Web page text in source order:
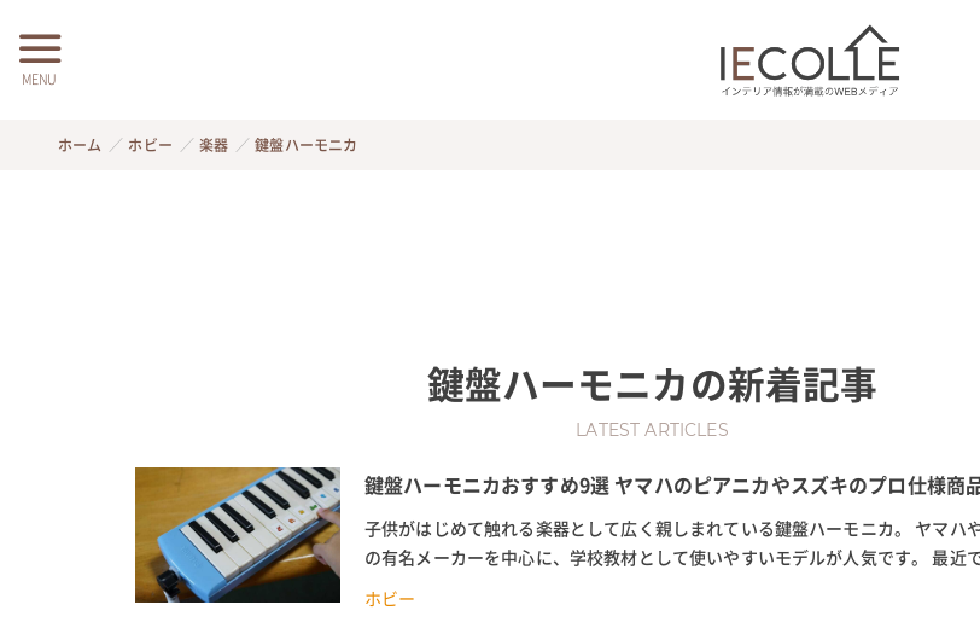
MENU
ホーム ホビー 楽器 鍵盤ハーモニカ
鍵盤ハーモニカの新着記事
LATEST ARTICLES
鍵盤ハーモニカおすすめ9選 ヤマハのピアニカやスズキのプロ仕様商
子供がはじめて触れる楽器として広く親しまれている鍵盤ハーモニカ。 ヤマハ
の有名メーカーを中心に、学校教材として使いやすいモデルが人気です。 最近
演奏を楽しむ人も増えています。 今回は鍵盤ハーモニカ...
ホビー